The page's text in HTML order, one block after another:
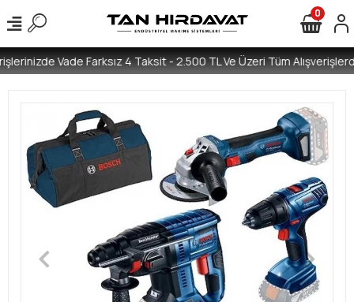
Vade Farksız 4 Taksit - 2.500 TL Ve Üzeri Tüm
0